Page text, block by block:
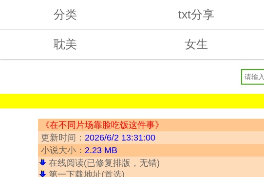
分类 txt分享
耽美 女生
《在不同片场靠脸吃饭这件事》
更新时间： 2026/6/2 13:31:00
小说大小： 2.23 MB
在线阅读(已修复排版，无错)
第一下载地址(首选)